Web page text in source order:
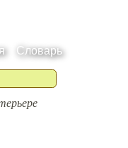
Словарь